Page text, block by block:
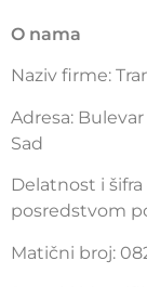
O nama
Naziv firme:
Adresa:
Sad
Delatnost i
posredstvom
Matični broj: